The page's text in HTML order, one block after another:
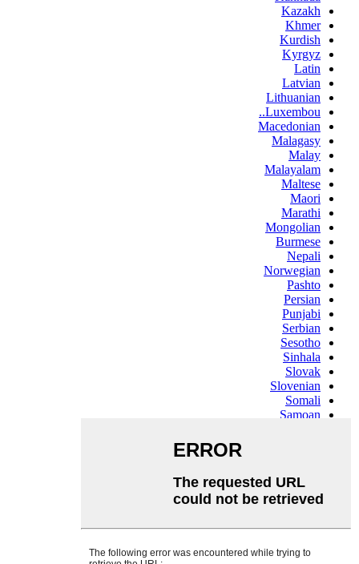
Kazakh
Khmer
Kurdish
Kyrgyz
Latin
Latvian
Lithuanian
Luxembou..
Macedonian
Malagasy
Malay
Malayalam
Maltese
Maori
Marathi
Mongolian
Burmese
Nepali
Norwegian
Pashto
Persian
Punjabi
Serbian
Sesotho
Sinhala
Slovak
Slovenian
Somali
Samoan
Swahili
Tajik
Telugu
Ukrainian